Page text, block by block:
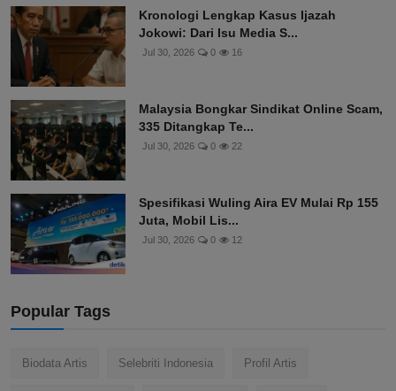
Kronologi Lengkap Kasus Ijazah
Jokowi: Dari Isu Media S...
Jul 30, 2026 0 16
Malaysia Bongkar Sindikat Online Scam,
335 Ditangkap Te...
Jul 30, 2026 0 22
Spesifikasi Wuling Aira EV Mulai Rp 155
Juta, Mobil Lis...
Jul 30, 2026 0 12
Popular Tags
Biodata Artis Selebriti Indonesia Profil Artis